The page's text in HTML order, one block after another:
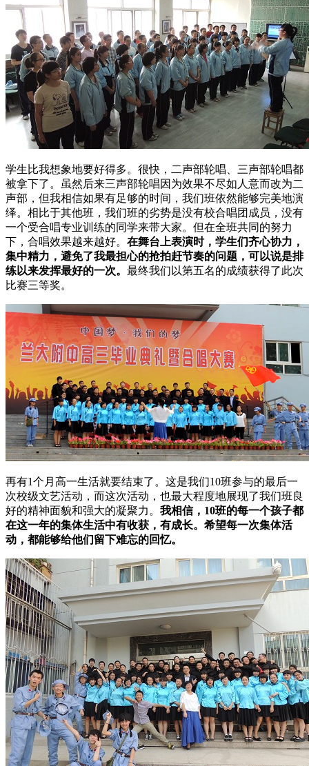
学生比我想象地要好得多。很快，二声部轮唱、三声部轮唱都
被拿下了。虽然后来三声部轮唱因为效果不尽如人意而改为二
声部，但我相信如果有足够的时间，我们班依然能够完美地演
绎。相比于其他班，我们班的劣势是没有校合唱团成员，没有
一个受合唱专业训练的同学来带大家。但在全班共同的努力
下，合唱效果越来越好。 在舞台上表演时，学生们齐心协力，
集中精力，避免了我最担心的抢拍赶节奏的问题，可以说是排
练以来发挥最好的一次。 最终我们以第五名的成绩获得了此次
比赛三等奖。
再有1个月高一生活就要结束了。这是我们10班参与的最后一
次校级文艺活动，而这次活动，也最大程度地展现了我们班良
好的精神面貌和强大的凝聚力。 我相信，10班的每一个孩子都
在这一年的集体生活中有收获，有成长。希望每一次集体活
动，都能够给他们留下难忘的回忆。